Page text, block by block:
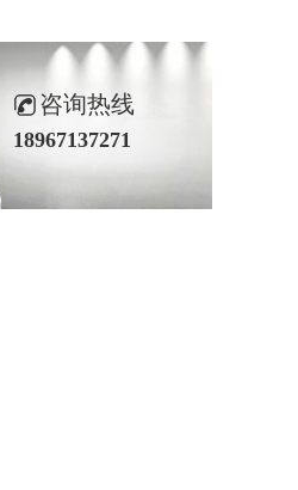
咨询热线
18967137271